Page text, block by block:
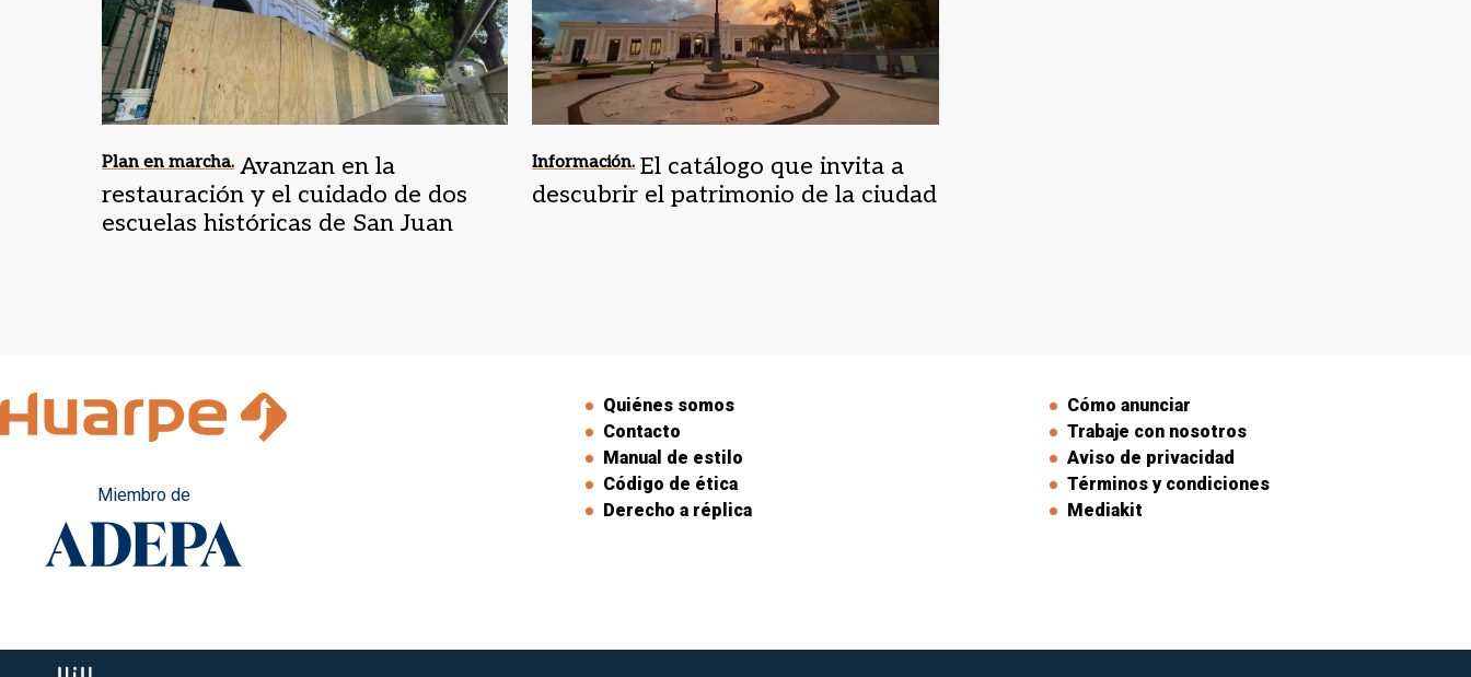
Plan en marcha. Avanzan en la
restauración y el cuidado de dos
escuelas históricas de San Juan
Información. El catálogo que invita a
descubrir el patrimonio de la ciudad
Miembro de
Quiénes somos
Contacto
Manual de estilo
Código de ética
Derecho a réplica
Cómo anunciar
Trabaje con nosotros
Aviso de privacidad
Términos y condiciones
Mediakit